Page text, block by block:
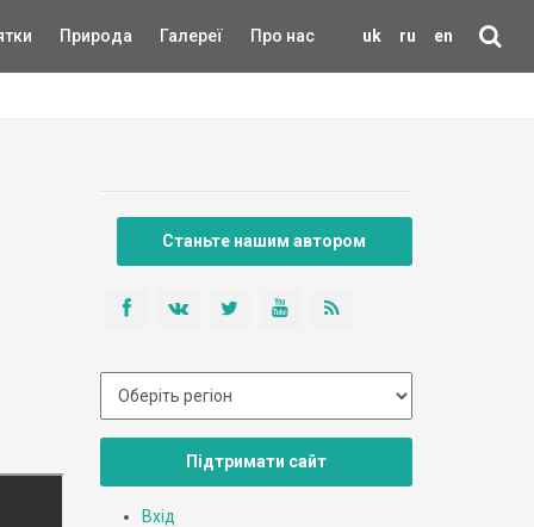
uk ru en
Природа Галереї Про нас
Станьте нашим автором
Підтримати сайт
Вхід